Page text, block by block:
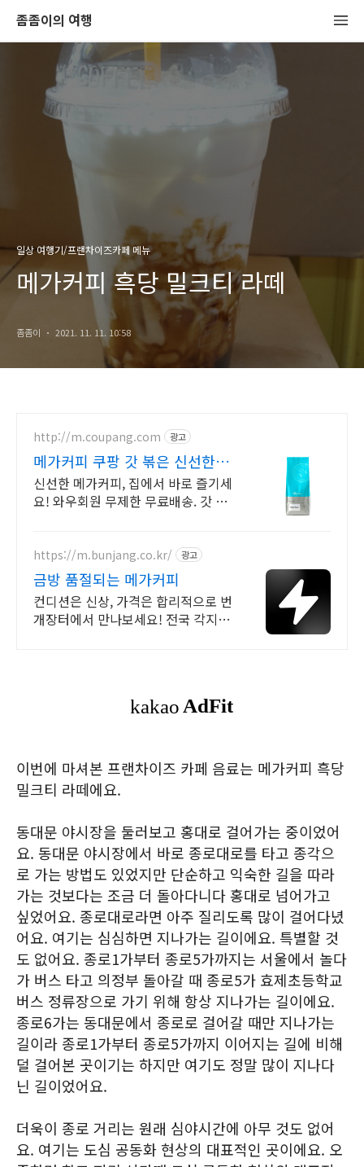
좀좀이의 여행
일상 여행기/프랜차이즈카페 메뉴
메가커피 흑당 밀크티 라떼
좀좀이 2021. 11. 11. 10:58
http://m.coupang.com 광고
메가커피 쿠팡 갓 볶은 신선한
원두
신선한 메가커피, 집에서 바로 즐기세
요! 와우회원 무제한 무료배송. 갓 로
https://m.bunjang.co.kr/ 광고
금방 품절되는 메가커피
컨디션은 신상, 가격은 합리적으로 번
개장터에서 만나보세요! 전국 각지에
이번에 마셔본 프랜차이즈 카페 음료는 메가커피 흑당
밀크티 라떼에요.
동대문 야시장을 둘러보고 홍대로 걸어가는 중이었어
요. 동대문 야시장에서 바로 종로대로를 타고 종각으
로 가는 방법도 있었지만 단순하고 익숙한 길을 따라
가는 것보다는 조금 더 돌아다니다 홍대로 넘어가고
싶었어요. 종로대로라면 아주 질리도록 많이 걸어다녔
어요. 여기는 심심하면 지나가는 길이에요. 특별할 것
도 없어요. 종로1가부터 종로5가까지는 서울에서 놀다
가 버스 타고 의정부 돌아갈 때 종로5가 효제초등학교
버스 정류장으로 가기 위해 항상 지나가는 길이에요.
종로6가는 동대문에서 종로로 걸어갈 때만 지나가는
길이라 종로1가부터 종로5가까지 이어지는 길에 비해
덜 걸어본 곳이기는 하지만 여기도 정말 많이 지나다
닌 길이었어요.
더욱이 종로 거리는 원래 심야시간에 아무 것도 없어
요. 여기는 도심 공동화 현상의 대표적인 곳이에요. 오